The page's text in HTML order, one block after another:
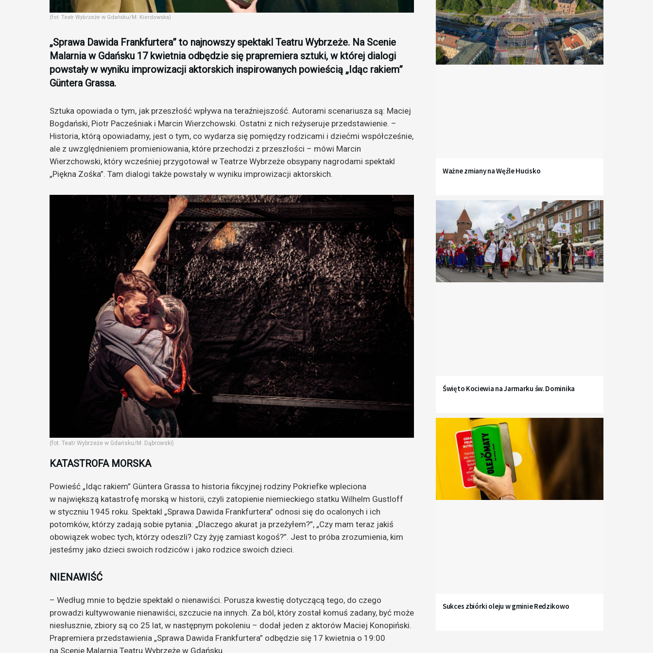
(fot. Teatr Wybrzeże w Gdańsku/M. Kierdowska)
„Sprawa Dawida Frankfurtera” to najnowszy spektakl Teatru Wybrzeże. Na Scenie
Malarnia w Gdańsku 17 kwietnia odbędzie się prapremiera sztuki, w której dialogi
powstały w wyniku improwizacji aktorskich inspirowanych powieścią „Idąc rakiem”
Güntera Grassa.
Sztuka opowiada o tym, jak przeszłość wpływa na teraźniejszość. Autorami scenariusza są: Maciej
Bogdański, Piotr Pacześniak i Marcin Wierzchowski. Ostatni z nich reżyseruje przedstawienie. –
Historia, którą opowiadamy, jest o tym, co wydarza się pomiędzy rodzicami i dziećmi współcześnie,
ale z uwzględnieniem promieniowania, które przechodzi z przeszłości – mówi Marcin
Wierzchowski, który wcześniej przygotował w Teatrze Wybrzeże obsypany nagrodami spektakl
„Piękna Zośka”. Tam dialogi także powstały w wyniku improwizacji aktorskich.
(fot. Teatr Wybrzeże w Gdańsku/M. Dąbrowski)
KATASTROFA MORSKA
Powieść „Idąc rakiem” Güntera Grassa to historia fikcyjnej rodziny Pokriefke wpleciona
w największą katastrofę morską w historii, czyli zatopienie niemieckiego statku Wilhelm Gustloff
w styczniu 1945 roku. Spektakl „Sprawa Dawida Frankfurtera” odnosi się do ocalonych i ich
potomków, którzy zadają sobie pytania: „Dlaczego akurat ja przeżyłem?”, „Czy mam teraz jakiś
obowiązek wobec tych, którzy odeszli? Czy żyję zamiast kogoś?”. Jest to próba zrozumienia, kim
jesteśmy jako dzieci swoich rodziców i jako rodzice swoich dzieci.
NIENAWIŚĆ
– Według mnie to będzie spektakl o nienawiści. Porusza kwestię dotyczącą tego, do czego
prowadzi kultywowanie nienawiści, szczucie na innych. Za ból, który został komuś zadany, być może
niesłusznie, zbiory są co 25 lat, w następnym pokoleniu – dodał jeden z aktorów Maciej Konopiński.
Prapremiera przedstawienia „Sprawa Dawida Frankfurtera” odbędzie się 17 kwietnia o 19:00
na Scenie Malarnia Teatru Wybrzeże w Gdańsku.
Ważne zmiany na Węźle Hucisko
Święto Kociewia na Jarmarku św. Dominika
Sukces zbiórki oleju w gminie Redzikowo